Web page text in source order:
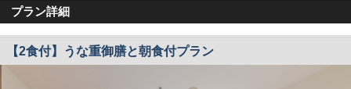
プラン詳細
【2食付】うな重御膳と朝食付プラン